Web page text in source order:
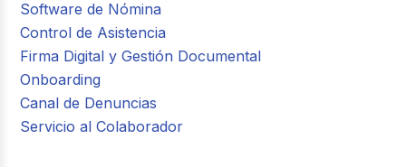
Software de Nómina
Control de Asistencia
Firma Digital y Gestión Documental
Onboarding
Canal de Denuncias
Servicio al Colaborador